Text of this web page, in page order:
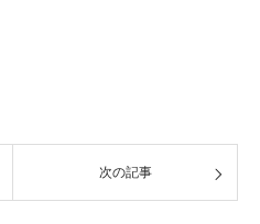
次の記事